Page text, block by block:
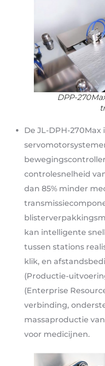
DPP-
De JL-DPH-
controlesnelheid
dan 85% minder
kan intelligente
tussen stations
klik, en
(Productie-
(Enterprise
verbinding,
massaproductie
voor medicijnen.